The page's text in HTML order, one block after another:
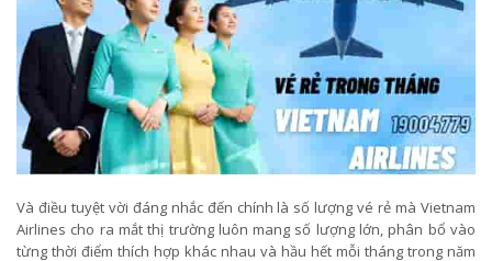
Và điều tuyệt vời đáng nhắc đến chính là số lượng vé rẻ mà Vietnam
Airlines cho ra mắt thị trường luôn mang số lượng lớn, phân bổ vào
từng thời điểm thích hợp khác nhau và hầu hết mỗi tháng trong năm